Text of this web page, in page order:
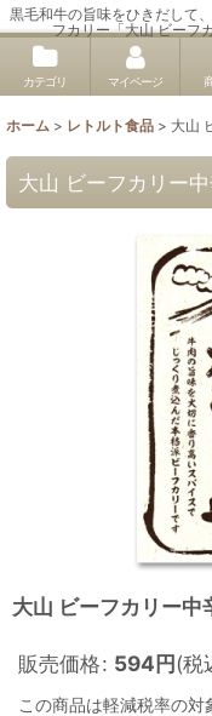
黒毛和牛の旨味をひきだして
フカリー「大山 ビーフ
カテゴリ マイページ
ホーム > レトルト食品 > 大山
大山 ビーフカリー
大山 ビーフカリー中
販売価格: 594円(税
この商品は軽減税率の対